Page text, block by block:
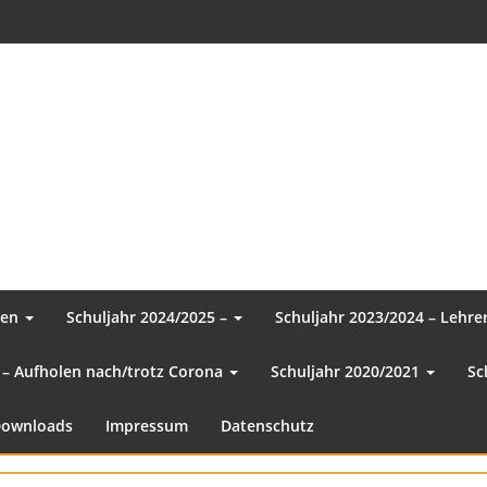
Schuljahr 2024/2025 – Schuljahr 2023/2024 –
Aufholen nach/trotz Corona Schuljahr 2020/2021
Impressum Datenschutz